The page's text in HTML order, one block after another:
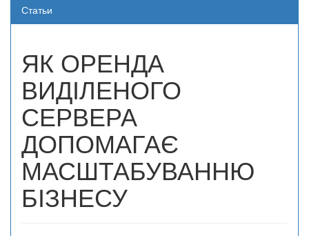
Статьи
ЯК ОРЕНДА
ВИДІЛЕНОГО
СЕРВЕРА
ДОПОМАГАЄ
МАСШТАБУВАННЮ
БІЗНЕСУ